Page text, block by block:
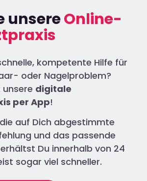
unsereOnline-
kompetente Hilfe für
oder Nagelproblem?
unsere digitale
per App!
auf Dich abgestimmte
und das passende
erhältst Du innerhalb von 24
sogar viel schneller.